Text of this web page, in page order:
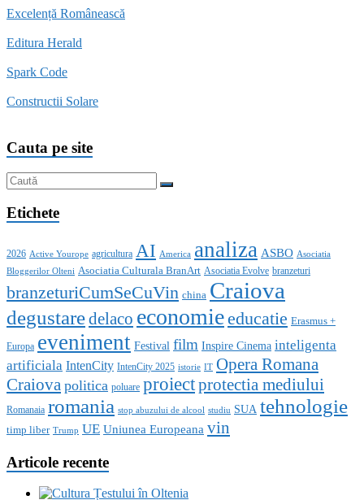
Excelență Românească
Editura Herald
Spark Code
Constructii Solare
Cauta pe site
Etichete
2026 Active Yourope agricultura AI America analiza ASBO Asociatia
Bloggerilor Olteni Asociatia Culturala BranArt Asociatia Evolve branzeturi
branzeturiCumSeCuVin china Craiova
degustaredelaco economieeducatie Erasmus +
Europa eveniment Festival film Inspire Cinema inteligenta
artificiala IntenCity IntenCity 2025 istorie IT Opera Romana
Craiova politica poluare proiectprotectia mediului
Romanaia romania stop abuzului de alcool studiu SUA tehnologie
timp liber Trump UE Uniunea Europeana vin
Articole recente